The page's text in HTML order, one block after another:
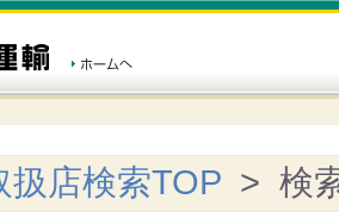
扱店検索TOP > 検